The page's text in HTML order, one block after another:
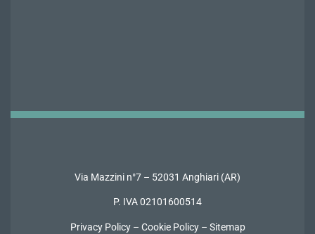
Via Mazzini n°7 – 52031 Anghiari (AR)
P. IVA 02101600514
Privacy Policy– Cookie Policy– Sitemap